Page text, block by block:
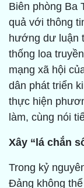
Biên phòng Ba
quả với thông
hướng dư luận
thống loa
mạng xã hội
dân phát triển
thực hiện
làm, cùng nói
Xây “lá chắn
Trong kỷ
Đảng không